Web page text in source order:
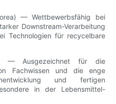
— Wettbewerbsfähig bei
Downstream-Verarbeitung
Technologien für recycelbare
— Ausgezeichnet für die
Fachwissen und die enge
und fertigen
in der Lebensmittel-